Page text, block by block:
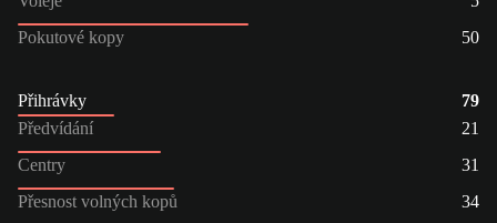
Pokutové kopy
50
Přihrávky
79
Předvídání
21
Centry
31
Přesnost volných kopů
34